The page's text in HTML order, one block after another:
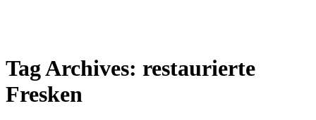
Tag Archives: restaurierte
Fresken